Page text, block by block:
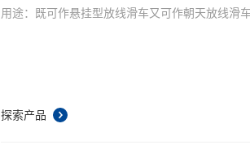
用途：既可作悬挂型放线滑车又可作朝天放线滑车
探索产品